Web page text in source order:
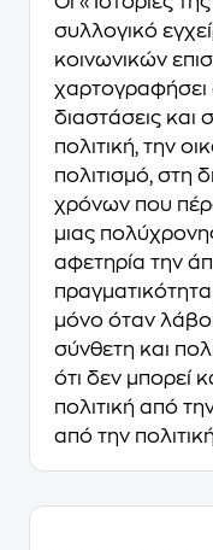
συλλογικό
κοινωνικών
χαρτογραφήσει
διαστάσεις και
πολιτική, την
πολιτισμό, στη
χρόνων που
μιας
αφετηρία την
μόνο όταν
σύνθετη και
ότι δεν μπορεί
πολιτική από
από την